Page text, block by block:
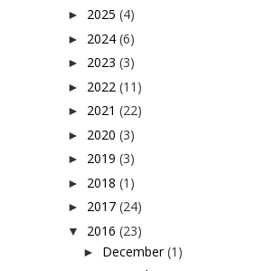
► 2025 (4)
► 2024 (6)
► 2023 (3)
► 2022 (11)
► 2021 (22)
► 2020 (3)
► 2019 (3)
► 2018 (1)
► 2017 (24)
▼ 2016 (23)
► December (1)